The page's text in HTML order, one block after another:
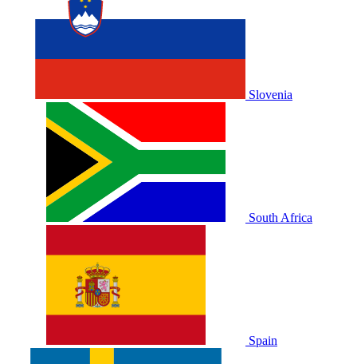
Slovenia
South Africa
Spain